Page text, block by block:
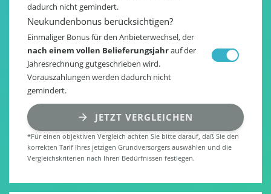
dadurch nicht gemindert.
Neukundenbonus berücksichtigen?
Einmaliger Bonus für den Anbieterwechsel, der
nach einem vollen Belieferungsjahrauf der
Jahresrechnung gutgeschrieben wird.
Vorauszahlungen werden dadurch nicht
gemindert.
JETZT VERGLEICHEN
*Für einen objektiven Vergleich achten Sie bitte darauf, daß Sie den
korrekten Tarif Ihres jetzigen Grundversorgers auswählen und die
Vergleichskriterien nach Ihren Bedürfnissen festlegen.